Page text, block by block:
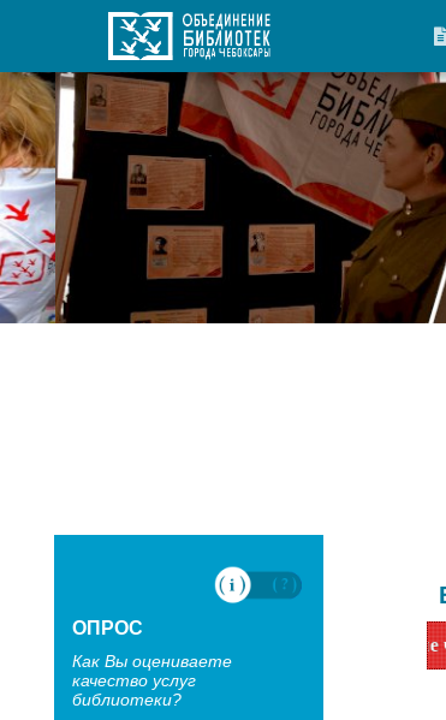
ОПРОС
Как Вы оцениваете
качество услуг
библиотеки?
Уважаемые читатели!